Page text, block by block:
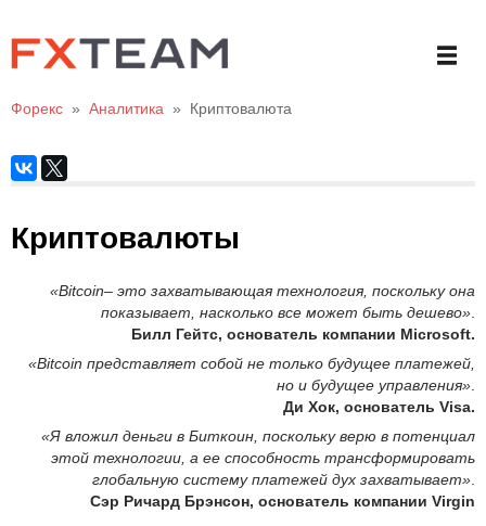
Форекс » Аналитика » Криптовалюта
Криптовалюты
«Bitcoin– это захватывающая технология, поскольку она
показывает, насколько все может быть дешево»
Билл Гейтс, основатель компании Microsoft.
«Bitcoin представляет собой не только будущее платежей,
но и будущее управления»
Ди Хок, основатель Visa.
«Я вложил деньги в Биткоин, поскольку верю в потенциал
этой технологии, а ее способность трансформировать
глобальную систему платежей дух захватывает»
Сэр Ричард Брэнсон, основатель компании Virgin